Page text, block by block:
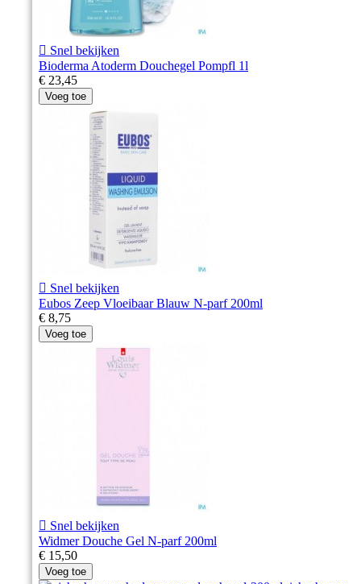
 Snel bekijken
Bioderma Atoderm Douchegel Pompfl 1l
€ 23,45
Voeg toe
 Snel bekijken
Eubos Zeep Vloeibaar Blauw N-parf 200ml
€ 8,75
Voeg toe
 Snel bekijken
Widmer Douche Gel N-parf 200ml
€ 15,50
Voeg toe